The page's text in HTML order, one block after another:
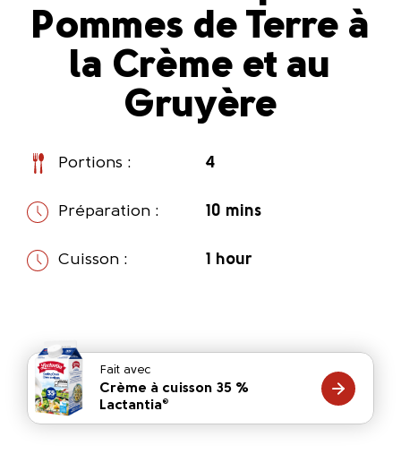
Pommes de Terre à
la Crème et au
Gruyère
Portions : 4
Préparation : 10 mins
Cuisson : 1 hour
Fait avec
Crème à cuisson 35 %
Lactantia®